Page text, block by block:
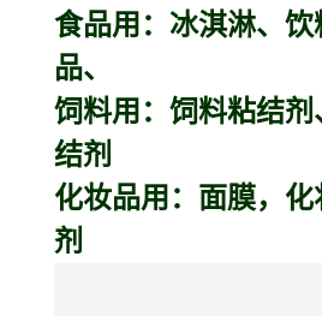
食品用：冰淇淋、
品、
饲料用：饲料粘结
结剂
化妆品用：面膜，
剂